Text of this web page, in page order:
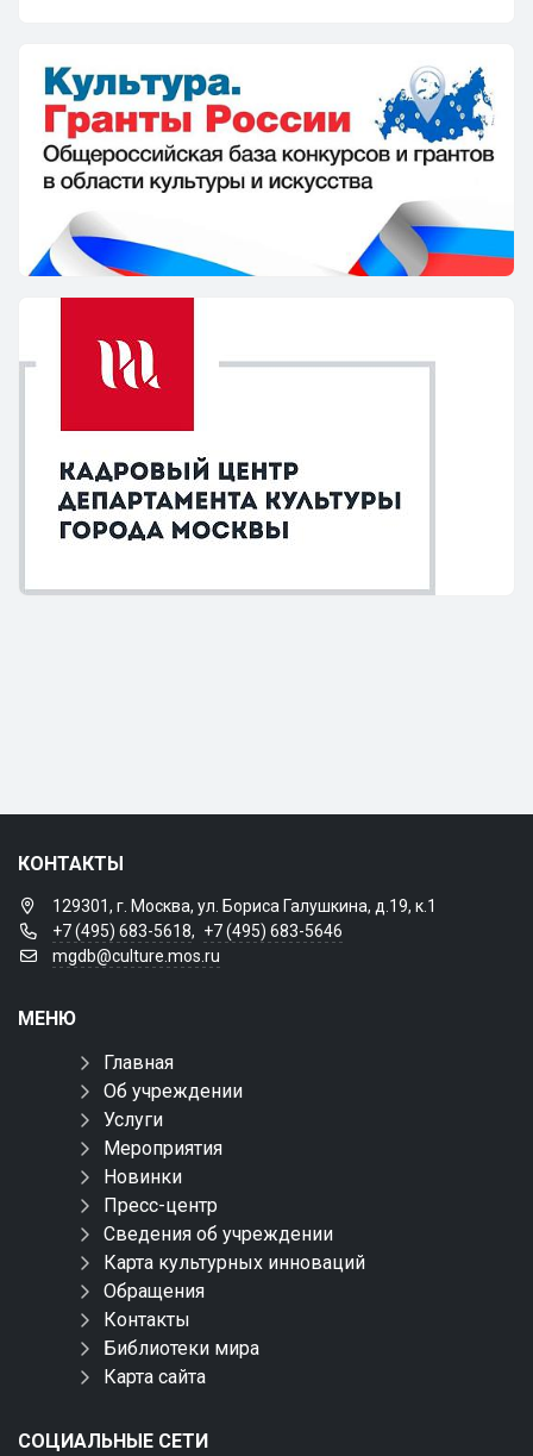
КОНТАКТЫ
129301, г. Москва, ул. Бориса Галушкина, д.19, к.1
+7 (495) 683-5618, +7 (495) 683-5646
mgdb@culture.mos.ru
МЕНЮ
Главная
Об учреждении
Услуги
Мероприятия
Новинки
Пресс-центр
Сведения об учреждении
Карта культурных инноваций
Обращения
Контакты
Библиотеки мира
Карта сайта
СОЦИАЛЬНЫЕ СЕТИ